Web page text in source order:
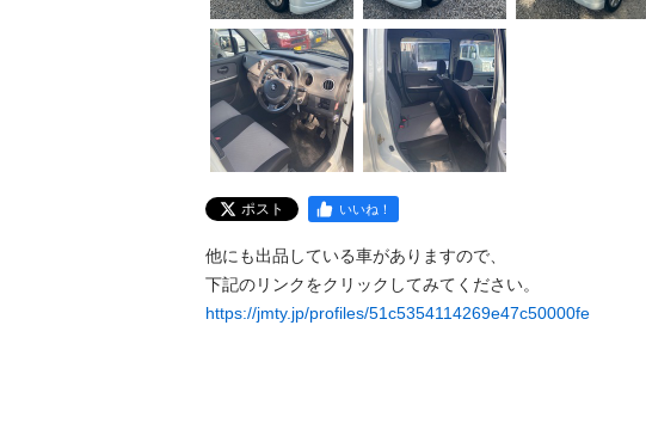
ポスト いいね！
他にも出品している車がありますので、
https://jmty.jp/profiles/51c5354114269e47c50000fe